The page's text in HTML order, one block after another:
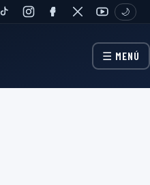
TIKTOKINSTAGRAMFANPAGETWITTERYOUTUBE
🌙
☰ MENÚ